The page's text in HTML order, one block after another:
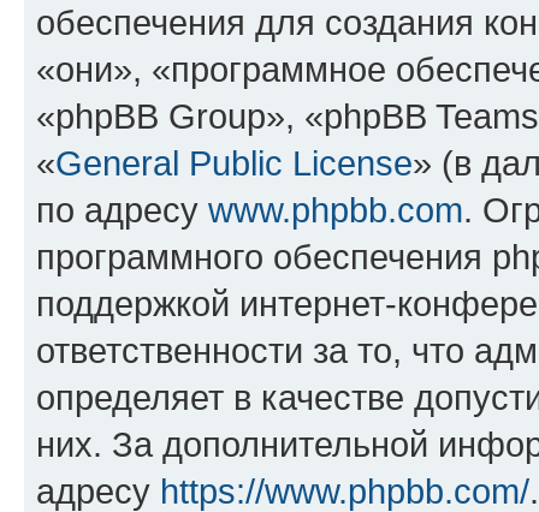
обеспечения для создания
«они», «программное
«phpBB Group», «phpBB
«General Public License» (в
по адресу www.phpbb.com.
программного обеспечения
поддержкой интернет-
ответственности за то, что
определяет в качестве
них. За дополнительной
адресу https://www.phpbb.com/.